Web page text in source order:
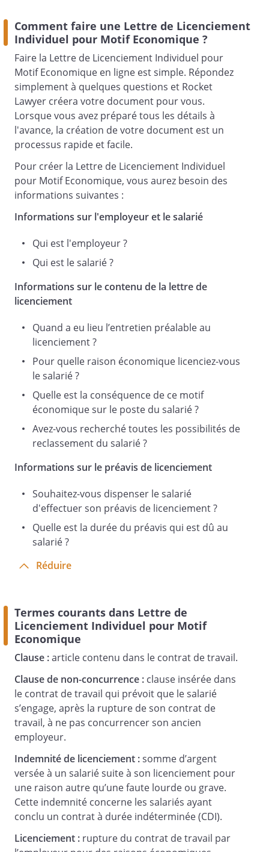
À la suite de l’entretien préalable du
, auquel vous avez été
convoqué,
nous vous informons
que nous avons
décidé de vous licencier pour motif
économique.
Ce motif économique est justifié par les
raisons suivantes :
Nous avons recherché toutes les
possibilités de
dispositions de l'article L. 1233-4 du code
du travail.
Durant l'année qui suivra la fin de votre
préavis, vous bénéficierez d'une priorité
de réembauchage dans notre entreprise
à condition que vous nous informiez, par
courrier de votre désir d'en user. Celle-ci
votre qualification et également ceux qui
correspondraient à une nouvelle
qualification acquise après la rupture de
nous en avoir informé.
Au terme de votre contrat, nous
certificat de travail, votre reçu pour solde
Veuillez agréer,
, l’expression de
notre
considération distinguée.
Comment faire une Lettre de Licenciement
Individuel pour Motif Economique ?
Faire la Lettre de Licenciement Individuel pour
Motif Economique en ligne est simple. Répondez
simplement à quelques questions et Rocket
Lawyer créera votre document pour vous.
Lorsque vous avez préparé tous les détails à
l'avance, la création de votre document est un
processus rapide et facile.
Pour créer la Lettre de Licenciement Individuel
pour Motif Economique, vous aurez besoin des
informations suivantes :
Informations sur l'employeur et le salarié
Qui est l'employeur ?
Qui est le salarié ?
Informations sur le contenu de la lettre de
licenciement
Quand a eu lieu l’entretien préalable au
licenciement ?
Pour quelle raison économique licenciez-vous
le salarié ?
Quelle est la conséquence de ce motif
économique sur le poste du salarié ?
Avez-vous recherché toutes les possibilités de
reclassement du salarié ?
Informations sur le préavis de licenciement
Souhaitez-vous dispenser le salarié
d'effectuer son préavis de licenciement ?
Quelle est la durée du préavis qui est dû au
salarié ?
Réduire
Termes courants dans Lettre de
Licenciement Individuel pour Motif
Economique
Clause :article contenu dans le contrat de travail.
Clause de non-concurrence : clause insérée dans
le contrat de travail qui prévoit que le salarié
s’engage, après la rupture de son contrat de
travail, à ne pas concurrencer son ancien
employeur.
Indemnité de licenciement :somme d’argent
versée à un salarié suite à son licenciement pour
une raison autre qu’une faute lourde ou grave.
Cette indemnité concerne les salariés ayant
conclu un contrat à durée indéterminée (CDI).
Licenciement : rupture du contrat de travail par